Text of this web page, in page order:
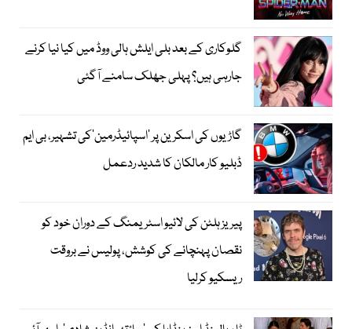
گلوکاری کے بعد بلی ایلش ہالی ووڈ میں کیا نیا کرنے
جارہی ہیں؟ پہلی جھلک سامنے آگئی
گاڑیوں کی اسکرین پر ’اسپائیڈرمین‘کی تشہیر، بی ایم
ڈبلیو کار مالکان کا شدید ردعمل
پیریز ہلٹن کی لائیو اسٹریمنگ کے دوران خود کو
نقصان پہنچانے کی کوشش، پولیس نے بروقت
ریسکیو کرلیا